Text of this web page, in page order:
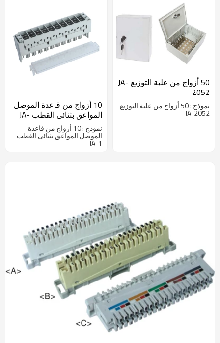
50 أزواج من علبة التوزيع JA-
2052
نموذج : 50 أزواج من علبة التوزيع
JA-2052
10 أزواج من قاعدة الموصل
المواعق بثنائى القطب JA-
1301
نموذج : 10 أزواج من قاعدة
الموصل المواعق بثنائى القطب
JA-1